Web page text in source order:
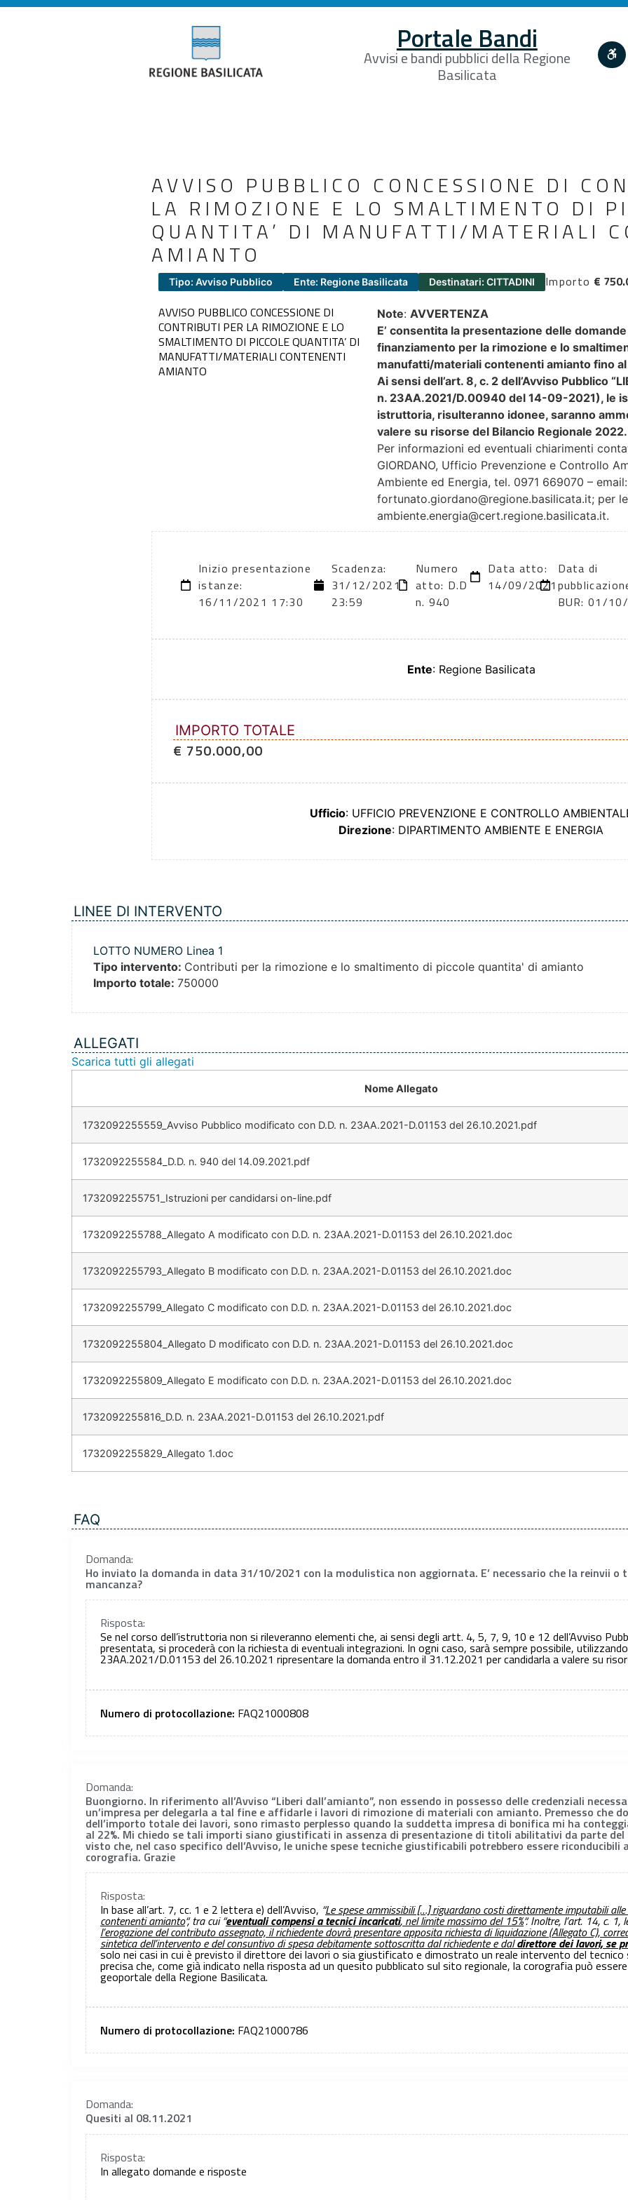
Portale Bandi
Avvisi e bandi pubblici della Regione
Basilicata
AVVISO PUBBLICO CONCESSIONE DI
LA RIMOZIONE E LO SMALTIMENTO DI
QUANTITA’ DI MANUFATTI/MATERIALI
AMIANTO
Tipo: Avviso Pubblico Ente: Regione Basilicata Destinatari: CITTADINI Importo €
AVVISO PUBBLICO CONCESSIONE DI
CONTRIBUTI PER LA RIMOZIONE E LO
SMALTIMENTO DI PICCOLE QUANTITA’ DI
MANUFATTI/MATERIALI CONTENENTI
AMIANTO
Note:AVVERTENZA
E’ consentita la presentazione delle
finanziamento per la rimozione e lo
manufatti/materiali contenenti amianto fino
Ai sensi dell’art. 8, c. 2 dell’Avviso Pubblico
n. 23AA.2021/D.00940 del 14-09-2021), le
istruttoria, risulteranno idonee, saranno
valere su risorse del Bilancio Regionale 2022.
Per informazioni ed eventuali chiarimenti
GIORDANO, Ufficio Prevenzione e Controllo
Ambiente ed Energia, tel. 0971 669070 – email:
fortunato.giordano@regione.basilicata.it; per le
ambiente.energia@cert.regione.basilicata.it.
Inizio presentazione
istanze:
16/11/2021 17:30
Scadenza:
31/12/2021
23:59
Numero
atto: D.D
n. 940
Data atto:
14/09/2021
Data di
BUR: 01/
Ente: Regione Basilicata
IMPORTO TOTALE
€ 750.000,00
Ufficio: UFFICIO PREVENZIONE E CONTROLLO
Direzione: DIPARTIMENTO AMBIENTE E ENERGIA
LINEE DI INTERVENTO
LOTTO NUMERO Linea 1
Tipo intervento: Contributi per la rimozione e lo smaltimento di piccole quantita' di amianto
Importo totale: 750000
ALLEGATI
Scarica tutti gli allegati
Nome Allegato
1732092255559_Avviso Pubblico modificato con D.D. n. 23AA.2021-D.01153 del 26.10.2021.pdf
1732092255584_D.D. n. 940 del 14.09.2021.pdf
1732092255751_Istruzioni per candidarsi on-line.pdf
1732092255788_Allegato A modificato con D.D. n. 23AA.2021-D.01153 del 26.10.2021.doc
1732092255793_Allegato B modificato con D.D. n. 23AA.2021-D.01153 del 26.10.2021.doc
1732092255799_Allegato C modificato con D.D. n. 23AA.2021-D.01153 del 26.10.2021.doc
1732092255804_Allegato D modificato con D.D. n. 23AA.2021-D.01153 del 26.10.2021.doc
1732092255809_Allegato E modificato con D.D. n. 23AA.2021-D.01153 del 26.10.2021.doc
1732092255816_D.D. n. 23AA.2021-D.01153 del 26.10.2021.pdf
1732092255829_Allegato 1.doc
FAQ
Domanda:
Ho inviato la domanda in data 31/10/2021 con la modulistica non aggiornata. E’ necessario che la reinvii
mancanza?
Risposta:
Se nel corso dell’istruttoria non si rileveranno elementi che, ai sensi degli artt. 4, 5, 7, 9, 10 e 12 dell’Avviso
presentata, si procederà con la richiesta di eventuali integrazioni. In ogni caso, sarà sempre possibile,
23AA.2021/D.01153 del 26.10.2021 ripresentare la domanda entro il 31.12.2021 per candidarla a valere su
Numero di protocollazione: FAQ21000808
Domanda:
Buongiorno. In riferimento all’Avviso “Liberi dall’amianto”, non essendo in possesso delle credenziali
un’impresa per delegarla a tal fine e affidarle i lavori di rimozione di materiali con amianto. Premesso che
dell’importo totale dei lavori, sono rimasto perplesso quando la suddetta impresa di bonifica mi ha
al 22%. Mi chiedo se tali importi siano giustificati in assenza di presentazione di titoli abilitativi da parte
visto che, nel caso specifico dell’Avviso, le uniche spese tecniche giustificabili potrebbero essere
corografia. Grazie
Risposta:
In base all’art. 7, cc. 1 e 2 lettera e) dell’Avviso, “Le spese ammissibili […] riguardano costi direttamente imputabili
contenenti amianto“, tra cui “eventuali compensi a tecnici incaricati, nel limite massimo del 15%“. Inoltre, l’art. 14, c.
l’erogazione del contributo assegnato, il richiedente dovrà presentare apposita richiesta di liquidazione (Allegato C),
sintetica dell’intervento e del consuntivo di spesa debitamente sottoscritta dal richiedente e daldirettore dei lavori, se
solo nei casi in cui è previsto il direttore dei lavori o sia giustificato e dimostrato un reale intervento del
precisa che, come già indicato nella risposta ad un quesito pubblicato sul sito regionale, la corografia può
geoportale della Regione Basilicata.
Numero di protocollazione: FAQ21000786
Domanda:
Quesiti al 08.11.2021
Risposta:
In allegato domande e risposte